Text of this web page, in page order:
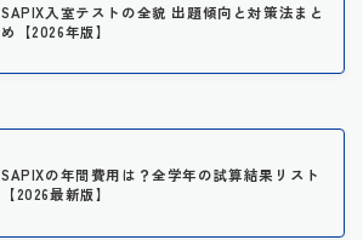
SAPIX入室テストの全貌 出題傾向と対策法まと
め【2026年版】
SAPIXの年間費用は？全学年の試算結果リスト
【2026最新版】